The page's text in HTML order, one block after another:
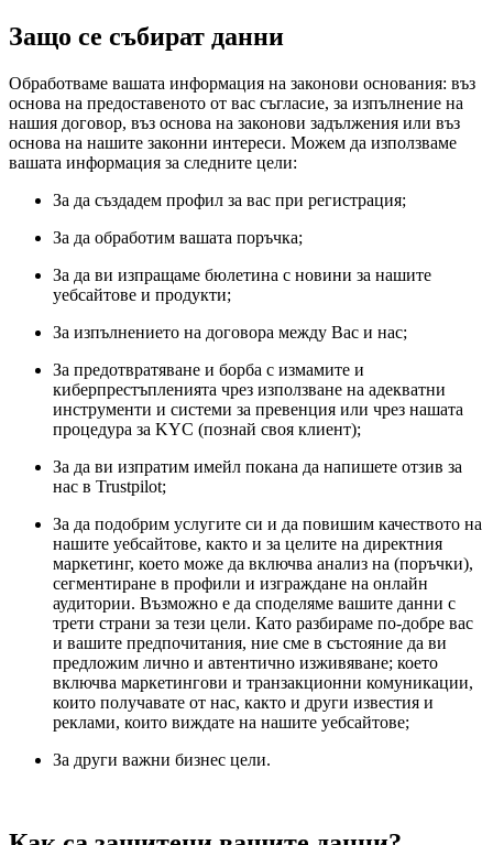
Защо се събират данни
Обработваме вашата информация на законови основания: въз
основа на предоставеното от вас съгласие, за изпълнение на
нашия договор, въз основа на законови задължения или въз
основа на нашите законни интереси. Можем да използваме
вашата информация за следните цели:
За да създадем профил за вас при регистрация;
За да обработим вашата поръчка;
За да ви изпращаме бюлетина с новини за нашите
уебсайтове и продукти;
За изпълнението на договора между Вас и нас;
За предотвратяване и борба с измамите и
киберпрестъпленията чрез използване на адекватни
инструменти и системи за превенция или чрез нашата
процедура за KYC (познай своя клиент);
За да ви изпратим имейл покана да напишете отзив за
нас в Trustpilot;
За да подобрим услугите си и да повишим качеството на
нашите уебсайтове, както и за целите на директния
маркетинг, което може да включва анализ на (поръчки),
сегментиране в профили и изграждане на онлайн
аудитории. Възможно е да споделяме вашите данни с
трети страни за тези цели. Като разбираме по-добре вас
и вашите предпочитания, ние сме в състояние да ви
предложим лично и автентично изживяване; което
включва маркетингови и транзакционни комуникации,
които получавате от нас, както и други известия и
реклами, които виждате на нашите уебсайтове;
За други важни бизнес цели.